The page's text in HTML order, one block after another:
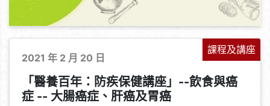
課程及講座
2021 年 2 月 20 日
「醫養百年：防疾保健講座」--飲食與癌
症 -- 大腸癌症、肝癌及胃癌